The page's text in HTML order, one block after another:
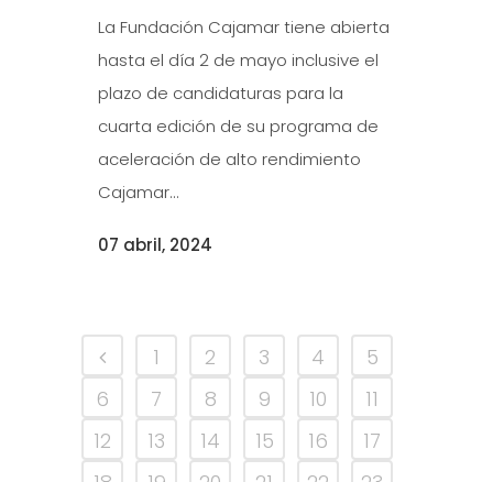
La Fundación Cajamar tiene abierta
hasta el día 2 de mayo inclusive el
plazo de candidaturas para la
cuarta edición de su programa de
aceleración de alto rendimiento
Cajamar...
07 abril, 2024
1 2 3 4
5
6
7 8 9 10
11
12
13 14 15 16
17